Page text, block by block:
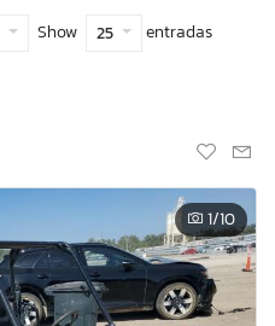
Show 25 entradas
1/10